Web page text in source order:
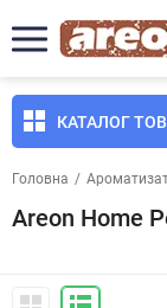
КАТАЛОГ
Головна /
Areon Home